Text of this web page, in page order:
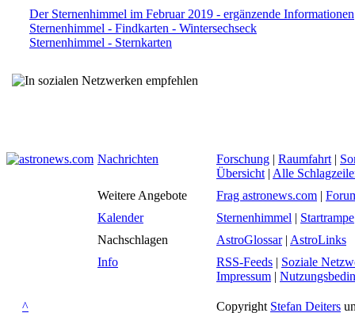
Der Sternenhimmel im Februar 2019 - ergänzende Informationen
Sternenhimmel - Findkarten - Wintersechseck
Sternenhimmel - Sternkarten
Nachrichten Forschung | Raumfahrt |
Übersicht | Alle
Weitere Angebote
Frag astronews.com |
Kalender
Sternenhimmel | Startrampe
Nachschlagen
AstroGlossar| AstroLinks
Info
RSS-Feeds | Soziale
Impressum |
^ Copyright Stefan Deiters